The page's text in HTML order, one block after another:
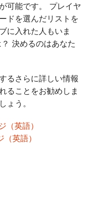
可能です。 プレイヤ
ドを選んだリストを
に入れた人もいま
決めるのはあなた
るさらに詳しい情報
ることをお勧めしま
ょう。
英語）
英語）